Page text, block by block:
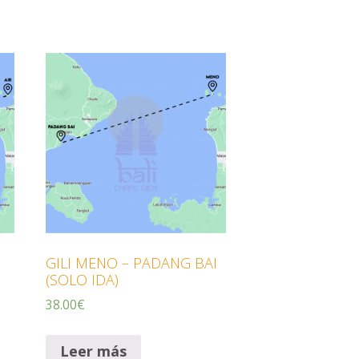
GILI MENO – PADANG BAI
(SOLO IDA)
38.00€
Leer más